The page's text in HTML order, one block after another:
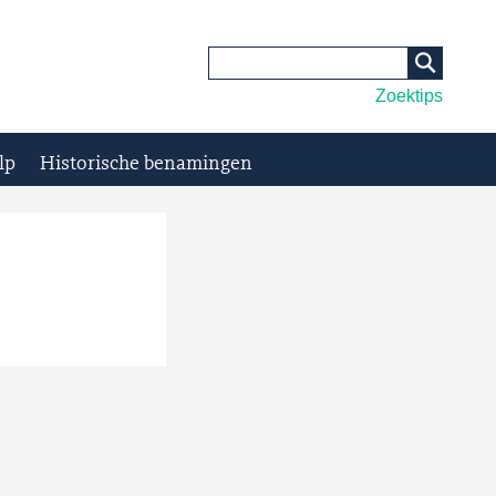
Zoektips
Historische benamingen